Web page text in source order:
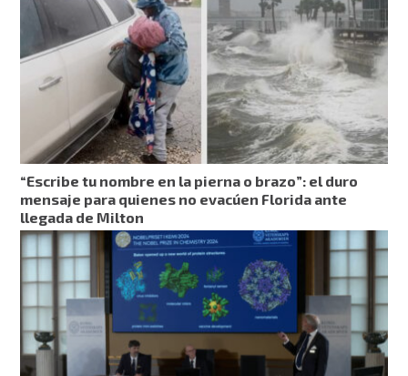
“Escribe tu nombre en la pierna o brazo”: el duro
mensaje para quienes no evacúen Florida ante
llegada de Milton